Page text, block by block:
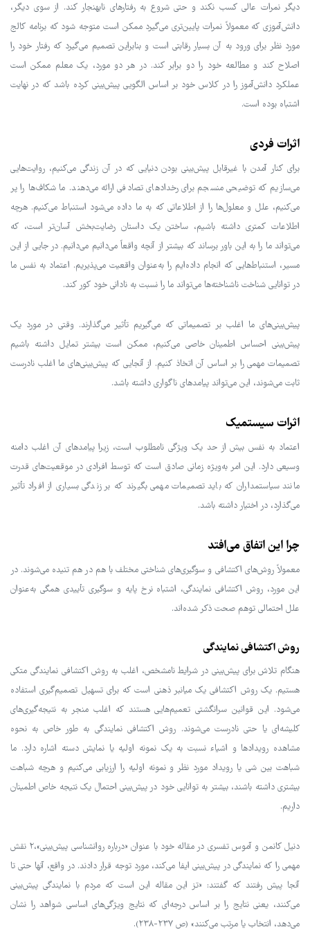
دیگر نمرات عالی کسب نکند و حتی شروع به رفتارهای نابهنجار کند. از سوی دیگر،
دانش‌آموزی که معمولاً نمرات پایین‌تری می‌گیرد ممکن است متوجه شود که برنامه کالج
مورد نظر برای ورود به آن بسیار رقابتی است و بنابراین تصمیم می‌گیرد که رفتار خود را
اصلاح کند و مطالعه خود را دو برابر کند. در هر دو مورد، یک معلم ممکن است
عملکرد دانش‌آموز را در کلاس خود بر اساس الگویی پیش‌بینی کرده باشد که در نهایت
اشتباه بوده است.
اثرات فردی
برای کنار آمدن با غیرقابل پیش‌بینی بودن دنیایی که در آن زندگی می‌کنیم، روایت‌هایی
می‌سازیم که توضیحی منسجم برای رخدادهای تصادفی ارائه می‌دهند. ما شکاف‌ها را پر
می‌کنیم، علل و معلول‌ها را از اطلاعاتی که به ما داده می‌شود استنباط می‌کنیم. هرچه
اطلاعات کمتری داشته باشیم، ساختن یک داستان رضایت‌بخش آسان‌تر است، که
می‌تواند ما را به این باور برساند که بیشتر از آنچه واقعاً می‌دانیم می‌دانیم. در جایی از این
مسیر، استنباط‌هایی که انجام داده‌ایم را به‌عنوان واقعیت می‌پذیریم. اعتماد به نفس ما
در توانایی شناخت ناشناخته‌ها می‌تواند ما را نسبت به نادانی خود کور کند.
پیش‌بینی‌های ما اغلب بر تصمیماتی که می‌گیریم تأثیر می‌گذارند. وقتی در مورد یک
پیش‌بینی احساس اطمینان خاصی می‌کنیم، ممکن است بیشتر تمایل داشته باشیم
تصمیمات مهمی را بر اساس آن اتخاذ کنیم. از آنجایی که پیش‌بینی‌های ما اغلب نادرست
ثابت می‌شوند، این می‌تواند پیامدهای ناگواری داشته باشد.
اثرات سیستمیک
اعتماد به نفس بیش از حد یک ویژگی نامطلوب است، زیرا پیامدهای آن اغلب دامنه
وسیعی دارد. این امر به‌ویژه زمانی صادق است که توسط افرادی در موقعیت‌های قدرت
مانند سیاستمداران که باید تصمیمات مهمی بگیرند که بر زندگی بسیاری از افراد تأثیر
می‌گذارد، در اختیار داشته باشد.
چرا این اتفاق می‌افتد
معمولاً روش‌های اکتشافی و سوگیری‌های شناختی مختلف با هم در هم تنیده می‌شوند. در
این مورد، روش اکتشافی نمایندگی، اشتباه نرخ پایه و سوگیری تأییدی همگی به‌عنوان
علل احتمالی توهم صحت ذکر شده‌اند.
روش اکتشافی نمایندگی
هنگام تلاش برای پیش‌بینی در شرایط نامشخص، اغلب به روش اکتشافی نمایندگی متکی
هستیم. یک روش اکتشافی یک میانبر ذهنی است که برای تسهیل تصمیم‌گیری استفاده
می‌شود. این قوانین سرانگشتی تعمیم‌هایی هستند که اغلب منجر به نتیجه‌گیری‌های
کلیشه‌ای یا حتی نادرست می‌شوند. روش اکتشافی نمایندگی به طور خاص به نحوه
مشاهده رویدادها و اشیاء نسبت به یک نمونه اولیه یا نمایش دسته اشاره دارد. ما
شباهت بین شی یا رویداد مورد نظر و نمونه اولیه را ارزیابی می‌کنیم و هرچه شباهت
بیشتری داشته باشند، بیشتر به توانایی خود در پیش‌بینی احتمال یک نتیجه خاص اطمینان
داریم.
دنیل کانمن و آموس تفسری در مقاله خود با عنوان «درباره روانشناسی پیش‌بینی»،۲ نقش
مهمی را که نمایندگی در پیش‌بینی ایفا می‌کند، مورد توجه قرار دادند. در واقع، آنها حتی تا
آنجا پیش رفتند که گفتند: «تز این مقاله این است که مردم با نمایندگی پیش‌بینی
می‌کنند، یعنی نتایج را بر اساس درجه‌ای که نتایج ویژگی‌های اساسی شواهد را نشان
می‌دهد، انتخاب یا مرتب می‌کنند» (ص ۲۳۷-۲۳۸).